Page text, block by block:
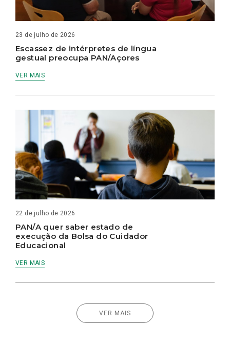
23 de julho de 2026
Escassez de intérpretes de língua
gestual preocupa PAN/Açores
VER MAIS
22 de julho de 2026
PAN/A quer saber estado de
execução da Bolsa do Cuidador
Educacional
VER MAIS
VER MAIS